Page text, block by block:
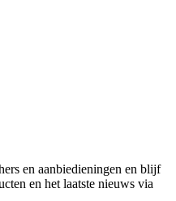
en aanbiedieningen en blijf
en het laatste nieuws via